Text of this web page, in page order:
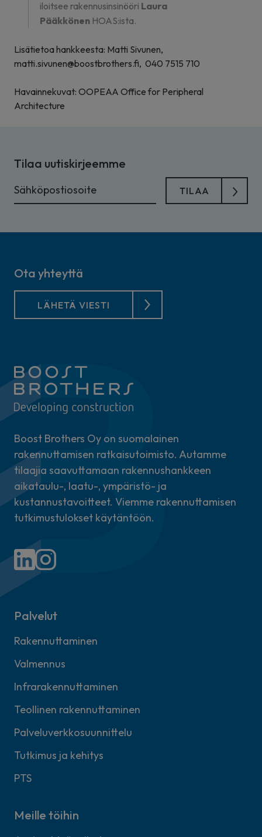
iloitsee rakennusinsinööri Laura
Pääkkönen HOAS:ista.
Lisätietoa hankkeesta: Matti Sivunen,
matti.sivunen@boostbrothers.fi, 040 7515 710
Havainnekuvat: OOPEAA Office for Peripheral
Architecture
Tilaa uutiskirjeemme
Boost Brothers Oy on suomalainen
rakennuttamisen ratkaisutoimisto. Autamme
tilaajia saavuttamaan rakennushankkeen
aikataulu-, laatu-, ympäristö- ja
kustannustavoitteet. Viemme rakennuttamisen
tutkimustulokset käytäntöön.
Palvelut
Rakennuttaminen
Valmennus
Infrarakennuttaminen
Teollinen rakennuttaminen
Palveluverkkosuunnittelu
Tutkimus ja kehitys
PTS
Meille töihin
Ota yhteyttä
LÄHETÄ VIESTI